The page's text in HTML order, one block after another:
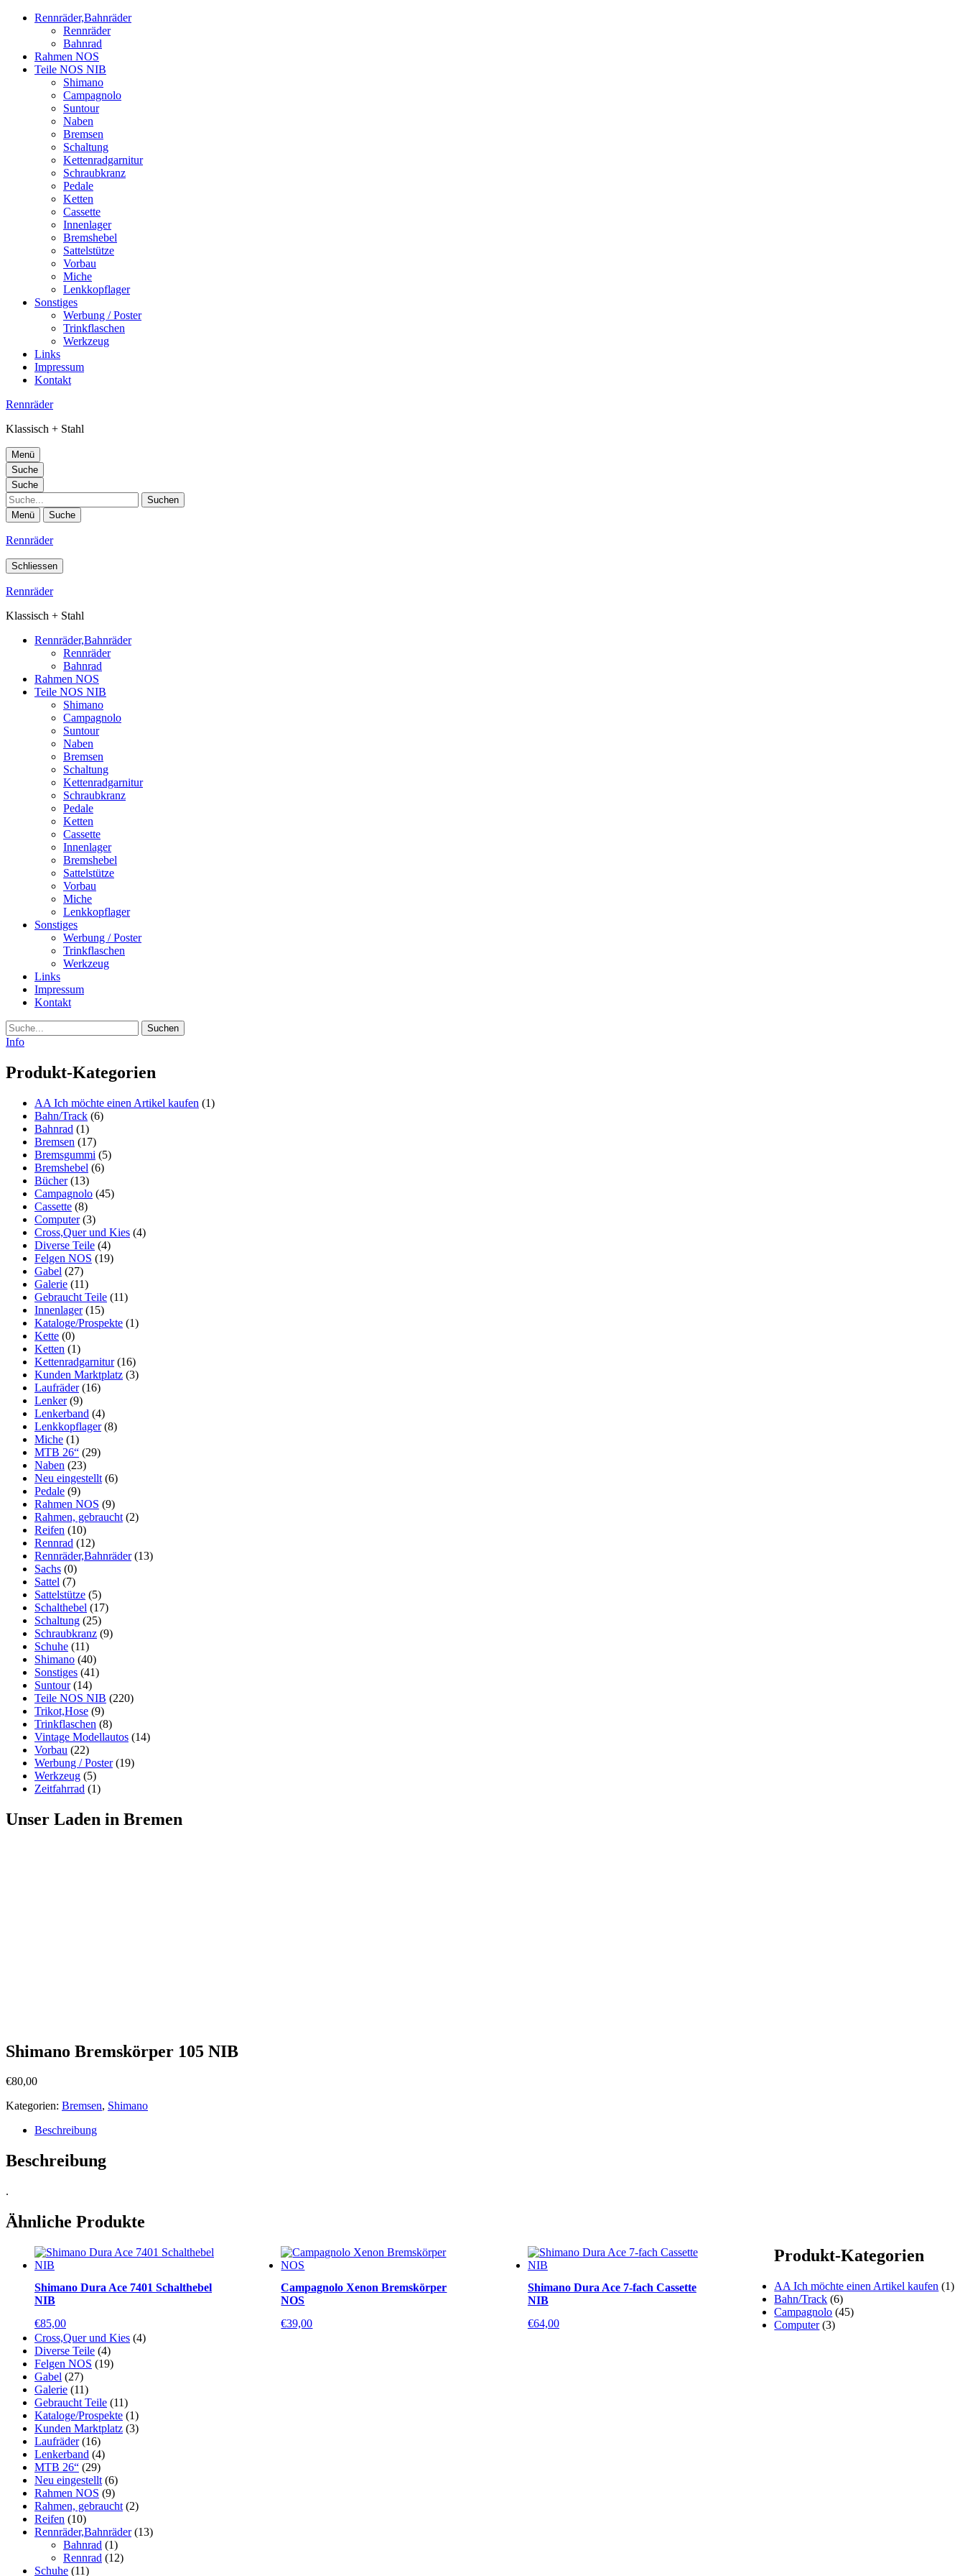
Rennräder,Bahnräder
Rennräder
Bahnrad
Rahmen NOS
Teile NOS NIB
Shimano
Campagnolo
Suntour
Naben
Bremsen
Schaltung
Kettenradgarnitur
Schraubkranz
Pedale
Ketten
Cassette
Innenlager
Bremshebel
Sattelstütze
Vorbau
Miche
Lenkkopflager
Sonstiges
Werbung / Poster
Trinkflaschen
Werkzeug
Links
Impressum
Kontakt
Rennräder
Klassisch + Stahl
Menü
Suche
Suche
Suche
Menü Suche
Rennräder
Schliessen
Rennräder
Klassisch + Stahl
Rennräder,Bahnräder
Rennräder
Bahnrad
Rahmen NOS
Teile NOS NIB
Shimano
Campagnolo
Suntour
Naben
Bremsen
Schaltung
Kettenradgarnitur
Schraubkranz
Pedale
Ketten
Cassette
Innenlager
Bremshebel
Sattelstütze
Vorbau
Miche
Lenkkopflager
Sonstiges
Werbung / Poster
Trinkflaschen
Werkzeug
Links
Impressum
Kontakt
Suche
Info
Produkt-Kategorien
AA Ich möchte einen Artikel kaufen (1)
Bahn/Track (6)
Bahnrad (1)
Bremsen (17)
Bremsgummi (5)
Bremshebel (6)
Bücher (13)
Campagnolo (45)
Cassette (8)
Computer (3)
Cross,Quer und Kies (4)
Diverse Teile (4)
Felgen NOS (19)
Gabel (27)
Galerie (11)
Gebraucht Teile (11)
Innenlager (15)
Kataloge/Prospekte (1)
Kette (0)
Ketten (1)
Kettenradgarnitur (16)
Kunden Marktplatz (3)
Laufräder (16)
Lenker (9)
Lenkerband (4)
Lenkkopflager (8)
Miche (1)
MTB 26“ (29)
Naben (23)
Neu eingestellt (6)
Pedale (9)
Rahmen NOS (9)
Rahmen, gebraucht (2)
Reifen (10)
Rennrad (12)
Rennräder,Bahnräder (13)
Sachs (0)
Sattel (7)
Sattelstütze (5)
Schalthebel (17)
Schaltung (25)
Schraubkranz (9)
Schuhe (11)
Shimano (40)
Sonstiges (41)
Suntour (14)
Teile NOS NIB (220)
Trikot,Hose (9)
Trinkflaschen (8)
Vintage Modellautos (14)
Vorbau (22)
Werbung / Poster (19)
Werkzeug (5)
Zeitfahrrad (1)
Unser Laden in Bremen
Shimano Bremskörper 105 NIB
€80,00
Kategorien: Bremsen, Shimano
Beschreibung
Beschreibung
.
Ähnliche Produkte
Shimano Dura Ace 7401 Schalthebel
NIB
€85,00
Campagnolo Xenon Bremskörper
NOS
€39,00
Shimano Dura Ace 7-fach Cassette
NIB
€64,00
Produkt-Kategorien
AA Ich möchte einen Artikel kaufen (1)
Bahn/Track (6)
Campagnolo (45)
Computer (3)
Cross,Quer und Kies (4)
Diverse Teile (4)
Felgen NOS (19)
Gabel (27)
Galerie (11)
Gebraucht Teile (11)
Kataloge/Prospekte (1)
Kunden Marktplatz (3)
Laufräder (16)
Lenkerband (4)
MTB 26“ (29)
Neu eingestellt (6)
Rahmen NOS (9)
Rahmen, gebraucht (2)
Reifen (10)
Rennräder,Bahnräder (13)
Bahnrad (1)
Rennrad (12)
Schuhe (11)